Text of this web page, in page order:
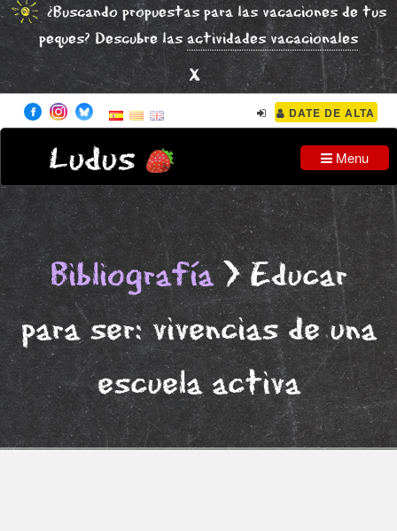
¿Buscando propuestas para las vacaciones de tus
peques? Descubre lasactividades vacacionales
x
DATE DE ALTA
Ludus Menu
Bibliografía> Educar
para ser: vivencias de una
escuela activa